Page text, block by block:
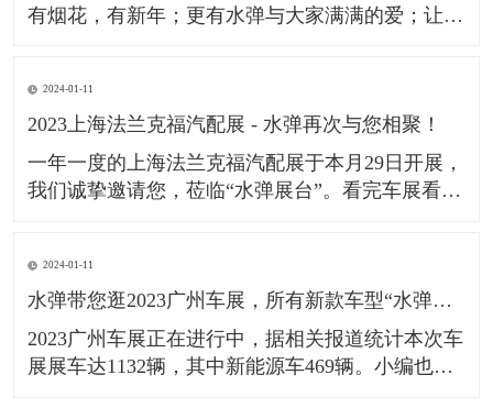
有烟花，有新年；更有水弹与大家满满的爱；​让我
往。​
2024-01-11
2023上海法兰克福汽配展 - 水弹再次与您相聚！
一年一度的上海法兰克福汽配展于本月29日开展，
我们诚挚邀请您，莅临“水弹展台”。​看完车展看汽
本次展会已是＂水弹＂受邀出展的第9年，此次水
弹也将聚焦展会主题“技术•创新•趋势”，为大家更
好地
2024-01-11
水弹带您逛2023广州车展，所有新款车型“水弹镀膜雨刮”均可适配。
​2023广州车展正在进行中，据相关报道统计本次车
展展车达1132辆，其中新能源车469辆。小编也第